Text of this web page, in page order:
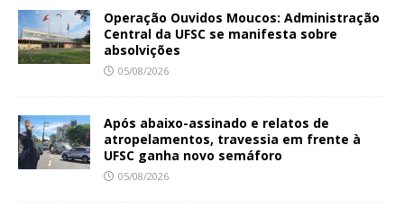
Operação Ouvidos Moucos: Administração
Central da UFSC se manifesta sobre
absolvições
05/08/2026
Após abaixo-assinado e relatos de
atropelamentos, travessia em frente à
UFSC ganha novo semáforo
05/08/2026